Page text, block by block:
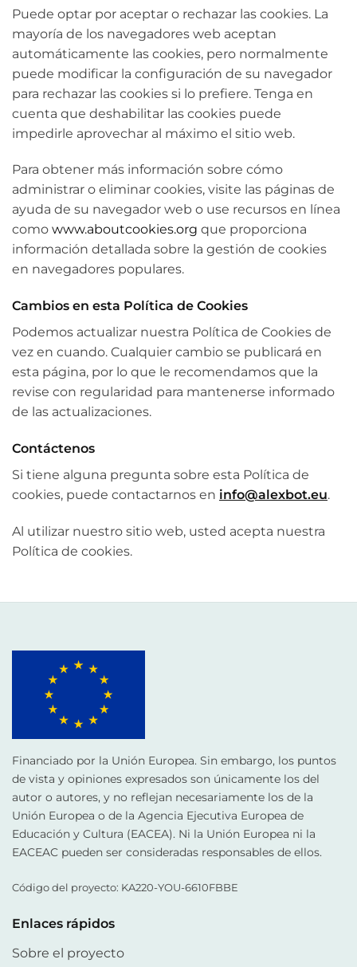
Puede optar por aceptar o rechazar las cookies. La
mayoría de los navegadores web aceptan
automáticamente las cookies, pero normalmente
puede modificar la configuración de su navegador
para rechazar las cookies si lo prefiere. Tenga en
cuenta que deshabilitar las cookies puede
impedirle aprovechar al máximo el sitio web.
Para obtener más información sobre cómo
administrar o eliminar cookies, visite las páginas de
ayuda de su navegador web o use recursos en línea
como www.aboutcookies.org que proporciona
información detallada sobre la gestión de cookies
en navegadores populares.
Cambios en esta Política de Cookies
Podemos actualizar nuestra Política de Cookies de
vez en cuando. Cualquier cambio se publicará en
esta página, por lo que le recomendamos que la
revise con regularidad para mantenerse informado
de las actualizaciones.
Contáctenos
Si tiene alguna pregunta sobre esta Política de
cookies, puede contactarnos en info@alexbot.eu.
Al utilizar nuestro sitio web, usted acepta nuestra
Política de cookies.
Financiado por la Unión Europea. Sin embargo, los puntos
de vista y opiniones expresados son únicamente los del
autor o autores, y no reflejan necesariamente los de la
Unión Europea o de la Agencia Ejecutiva Europea de
Educación y Cultura (EACEA). Ni la Unión Europea ni la
EACEAC pueden ser consideradas responsables de ellos.
Código del proyecto: KA220-YOU-6610FBBE
Enlaces rápidos
Sobre el proyecto